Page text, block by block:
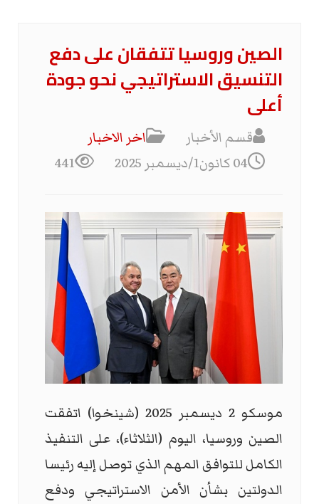
الصين وروسيا تتفقان على دفع
التنسيق الاستراتيجي نحو جودة
أعلى
قسم الأخبار
اخر الاخبار
04 كانون1/ديسمبر 2025
441
موسكو 2 ديسمبر 2025 (شينخوا) اتفقت
الصين وروسيا، اليوم (الثلاثاء)، على التنفيذ
الكامل للتوافق المهم الذي توصل إليه رئيسا
الدولتين بشأن الأمن الاستراتيجي ودفع